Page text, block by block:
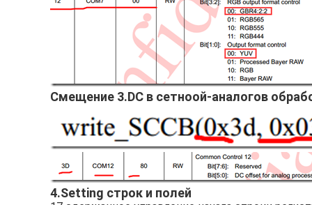
Смещение 3.DC в сетноой-аналогов
4.Setting строк и полей